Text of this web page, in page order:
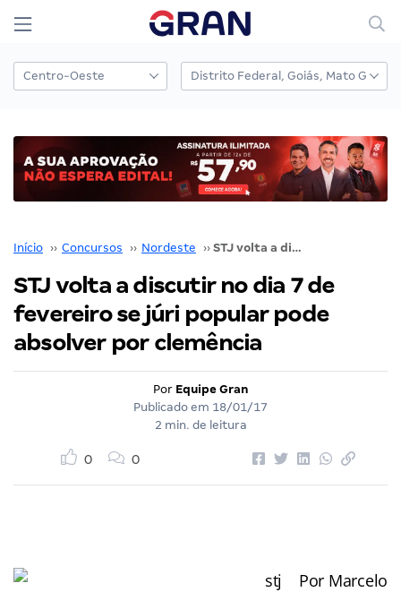
Início ›› Concursos ›› Nordeste ›› STJ volta a discutir no dia 7 de fevereiro se júri popular pode absolver por clemência
STJ volta a discutir no dia 7 de
fevereiro se júri popular pode
absolver por clemência
Por Equipe Gran
Publicado em 18/01/17
2 min. de leitura
0 0
Por Marcelo